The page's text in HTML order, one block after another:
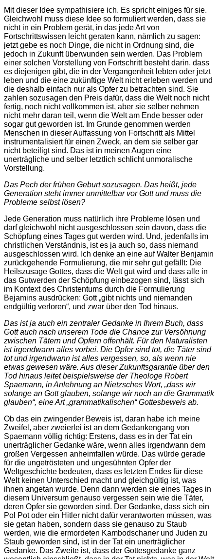
Mit dieser Idee sympathisiere ich. Es spricht einiges für sie.
Gleichwohl muss diese Idee so formuliert werden, dass sie
nicht in ein Problem gerät, in das jede Art von
Fortschrittswissen leicht geraten kann, nämlich zu sagen:
jetzt gebe es noch Dinge, die nicht in Ordnung sind, die
jedoch in Zukunft überwunden sein werden. Das Problem
einer solchen Vorstellung von Fortschritt besteht darin, dass
es diejenigen gibt, die in der Vergangenheit lebten oder jetzt
leben und die eine zukünftige Welt nicht erleben werden und
die deshalb einfach nur als Opfer zu betrachten sind. Sie
zahlen sozusagen den Preis dafür, dass die Welt noch nicht
fertig, noch nicht vollkommen ist, aber sie selber nehmen
nicht mehr daran teil, wenn die Welt am Ende besser oder
sogar gut geworden ist. Im Grunde genommen werden
Menschen in dieser Auffassung von Fortschritt als Mittel
instrumentalisiert für einen Zweck, an dem sie selber gar
nicht beteiligt sind. Das ist in meinen Augen eine
unerträgliche und selber letztlich schlicht unmoralische
Vorstellung.
Das Pech der frühen Geburt sozusagen. Das heißt, jede
Generation steht immer unmittelbar vor Gott und muss die
Probleme selbst lösen?
Jede Generation muss natürlich ihre Probleme lösen und
darf gleichwohl nicht ausgeschlossen sein davon, dass die
Schöpfung eines Tages gut werden wird. Und, jedenfalls im
christlichen Verständnis, ist es ja auch so, dass niemand
ausgeschlossen wird. Ich denke an eine auf Walter Benjamin
zurückgehende Formulierung, die mir sehr gut gefällt: Die
Heilszusage Gottes, dass die Welt gut wird und dass alle in
das Gutwerden der Schöpfung einbezogen sind, lässt sich
im Kontext des Christentums durch die Formulierung
Bejamins ausdrücken: Gott „gibt nichts und niemanden
endgültig verloren“, und zwar über den Tod hinaus.
Das ist ja auch ein zentraler Gedanke in Ihrem Buch, dass
Gott auch nach unserem Tode die Chance zur Versöhnung
zwischen Tätern und Opfern offenhält. Für den Naturalisten
ist irgendwann alles vorbei. Die Opfer sind tot, die Täter sind
tot und irgendwann ist alles vergessen, so, als wenn nie
etwas gewesen wäre. Aus dieser Zukunftsgarantie über den
Tod hinaus leitet beispielsweise der Theologe Robert
Spaemann, in Anlehnung an Nietzsches Wort, „dass wir
solange an Gott glauben, solange wir noch an die Grammatik
glauben“, eine Art „grammatikalischen“ Gottesbeweis ab.
Ob das ein zwingender Beweis ist, daran habe ich meine
Zweifel, aber zweierlei ist an dem Gedankengang von
Spaemann völlig richtig: Erstens, dass es in der Tat ein
unerträglicher Gedanke wäre, wenn alles irgendwann dem
großen Vergessen anheimfallen würde. Das würde gerade
für die ungetrösteten und ungesühnten Opfer der
Weltgeschichte bedeuten, dass es letzten Endes für diese
Welt keinen Unterschied macht und gleichgültig ist, was
ihnen angetan wurde. Denn dann werden sie eines Tages in
diesem Universum genauso vergessen sein wie die Täter,
deren Opfer sie geworden sind. Der Gedanke, dass sich ein
Pol Pot oder ein Hitler nicht dafür verantworten müssen, was
sie getan haben, sondern dass sie genauso zu Staub
werden, wie die ermordeten Kambodschaner und Juden zu
Staub geworden sind, ist in der Tat ein unerträglicher
Gedanke. Das Zweite ist, dass der Gottesgedanke ganz